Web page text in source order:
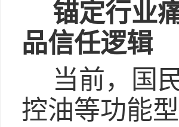
锚定行业
品信任逻辑
当前，国
控油等功能